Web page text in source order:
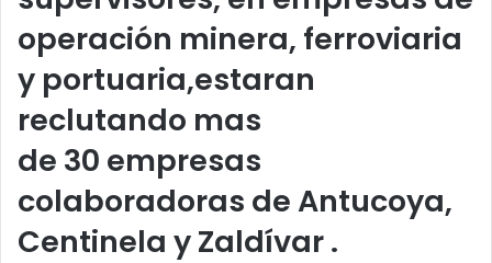
operación minera, ferroviaria
y portuaria,estaran
reclutando mas
de 30 empresas
colaboradoras de Antucoya,
Centinela y Zaldívar .